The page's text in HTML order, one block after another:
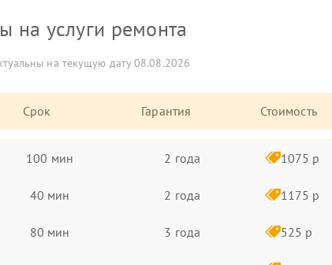
на услуги ремонта
на текущую дату 08.08.2026
Срок Гарантия Стоимость
100 мин 2 года 1075 р
40 мин 2 года 1175 р
80 мин 3 года 525 р